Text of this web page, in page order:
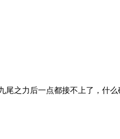
之力后一点都接不上了，什